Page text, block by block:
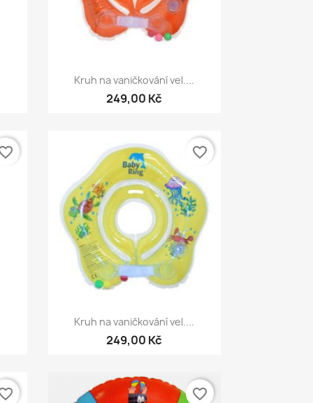
Rychlý náhled
Kruh na vaničkování vel....
249,00 Kč
Rychlý náhled
Kruh na vaničkování vel....
249,00 Kč
favorite_border
favorite_border